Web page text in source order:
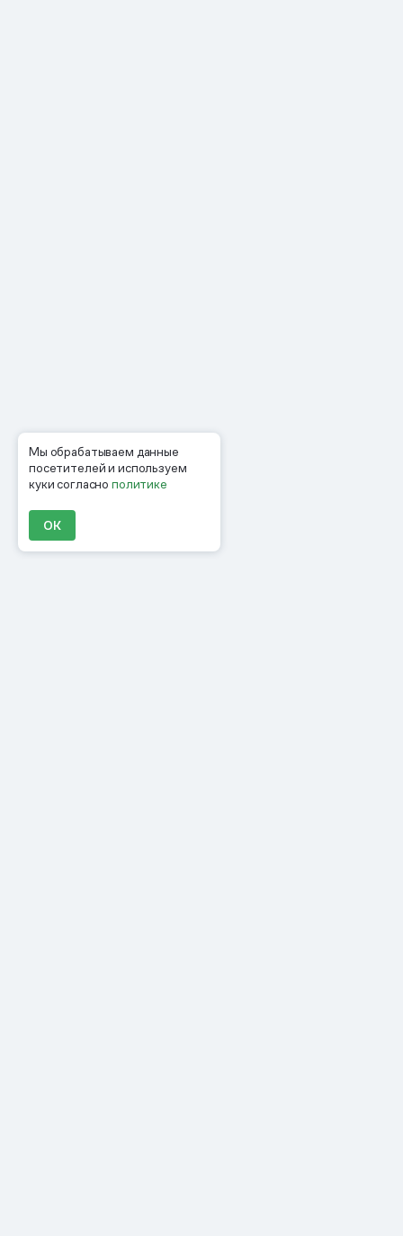
Мы обрабатываем данные
посетителей и используем
куки согласнополитике
ОК